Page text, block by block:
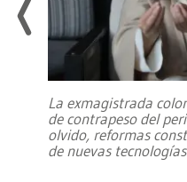
La exmagistrada
de contrapeso del
olvido, reformas
de nuevas tecnologías